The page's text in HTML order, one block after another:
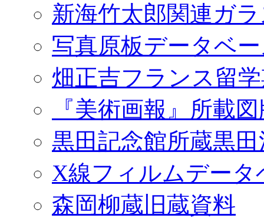
新海竹太郎関連ガ
写真原板データベ
畑正吉フランス留
『美術画報』所載
黒田記念館所蔵黒
X線フィルムデータ
森岡柳蔵旧蔵資料